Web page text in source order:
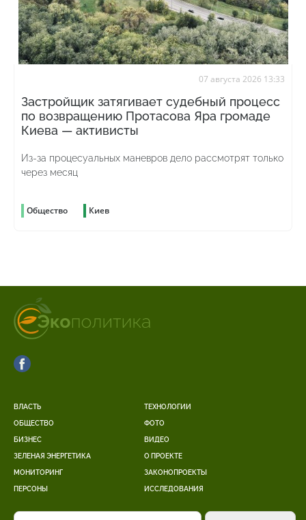
07 августа 2026 13:33
Застройщик затягивает судебный процесс
по возвращению Протасова Яра громаде
Киева — активисты
Из-за процесуальных маневров дело рассмотрят только
через месяц
Общество Киев
ВЛАСТЬ
ОБЩЕСТВО
БИЗНЕС
ЗЕЛЕНАЯ ЭНЕРГЕТИКА
МОНИТОРИНГ
ПЕРСОНЫ
ТЕХНОЛОГИИ
ФОТО
ВИДЕО
О ПРОЕКТЕ
ЗАКОНОПРОЕКТЫ
ИССЛЕДОВАНИЯ